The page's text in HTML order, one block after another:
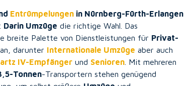
Entrümpelungen in Nürnberg-Fürth-Erlangen
Darin Umzüge die richtige Wahl. Das
breite Palette von Dienstleistungen für Privat-
an, darunter Internationale Umzüge aber auch
IV-Empfänger und Senioren . Mit mehreren
Tonnen-Transportern stehen genügend